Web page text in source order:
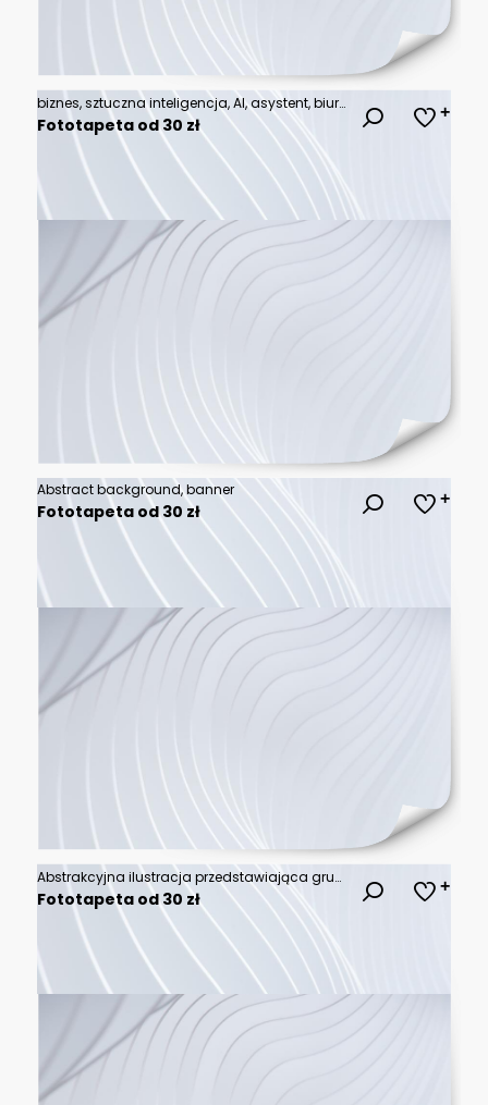
biznes, sztuczna inteligencja, AI, asystent, biuro, nowoczesne, technologia, innowacje, zespół, współpraca, komputery, ekrany, tablet, inteligentne, praca, minimalizm, przyszłość, dynamiczne, cyfrowe,
Fototapeta od 30 zł
Abstract background, banner
Fototapeta od 30 zł
Abstrakcyjna ilustracja przedstawiająca grupę ludzi w zielonych koszulkach wykonujących dynamiczne gesty rąk na tle geometrycznych kształtów i motywów kwiatowych w nowoczesnym stylu graficznym
Fototapeta od 30 zł